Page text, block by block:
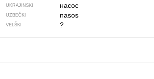
UKRAJINSKI насос
UZBEČKI nasos
VELŠKI ?